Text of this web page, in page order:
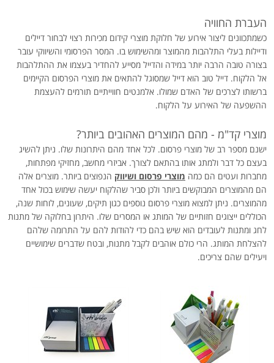
העברת החוויה
כשמתכוונים ליצור אירוע של חלוקת מוצרי קידום מכירות רצוי לבחור דיילים
ודיילות בעלי התלהבות מהמוצר ומהשימוש בו. המסר הפרסומי והשיווקי עובר
בצורה טובה הרבה יותר במידה והדייל מסייע להחדיר בעצמו את ההתלהבות
אל הלקוח. דייל טוב הוא דייל שמסוגל להתאים את מוצרי הפרסום הקיימים
ברשותו לצרכים של האדם שמולו. אלמנטים חווייתיים תורמים להעצמת
ההשפעה של האירוע על הלקוח.
מוצרי קד"מ - מהם המוצרים האהובים ביותר?
ישנם מספר רב של מוצרי פרסום. לכל אחד מהם היתרונות שלו. ניתן להשיג
בעצם כל דבר ולמתג אותו בהתאם לצורך. אביזרי מחשב, מחזיקי מפתחות,
מחברות ועטים הם כמה מוצרי פרסום ושיווק הנפוצים ביותר. מוצרים אלה
הם מהמוצרים המבוקשים ביותר ולכן סביר שהלקוח יעשה שימוש בכול אחד
מהמוצרים. ניתן למצוא מוצרי פרסום נוספים כגון תיקים, שעונים, לוחות שנה,
הכוללים ייצוגים חזותיים של המותג או המסרים שלו. היתרון בחלוקה של מתנות
לחג ומתנות לעובדים הוא שיש בהם כדי להודות להם על התרומה שלהם
להצלחת המותג. הרי כולם אוהבים לקבל מתנות, ובטח שדברים שימושיים
ויעילים שהם צריכים.